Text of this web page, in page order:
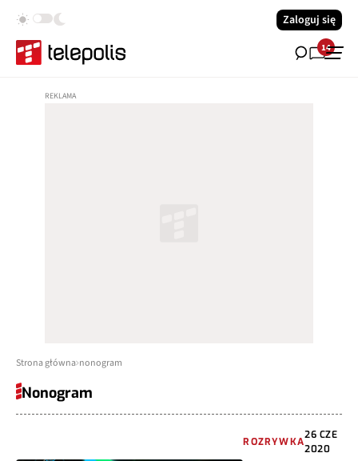
Zaloguj się
14
Strona główna nonogram
Nonogram
ROZRYWKA
26 CZE
2020